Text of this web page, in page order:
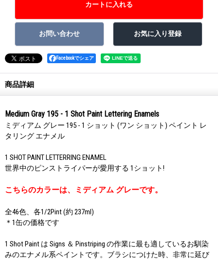
Facebookでシェア
商品詳細
Medium Gray 195 - 1 Shot Paint Lettering Enamels
ミディアム グレー 195 - 1 ショット (ワン ショット) ペイント レ
タリング エナメル
1 SHOT PAINT LETTERRING ENAMEL
世界中のピンストライパーが愛用する 1ショット!
こちらのカラーは、ミディアム グレーです。
全46色、各1/2Pint (約 237ml)
＊1缶の価格です
1 Shot Paint は Signs ＆ Pinstriping の作業に最も適しているお馴染
みのエナメル系ペイントです。ブラシにつけた時、非常に延び